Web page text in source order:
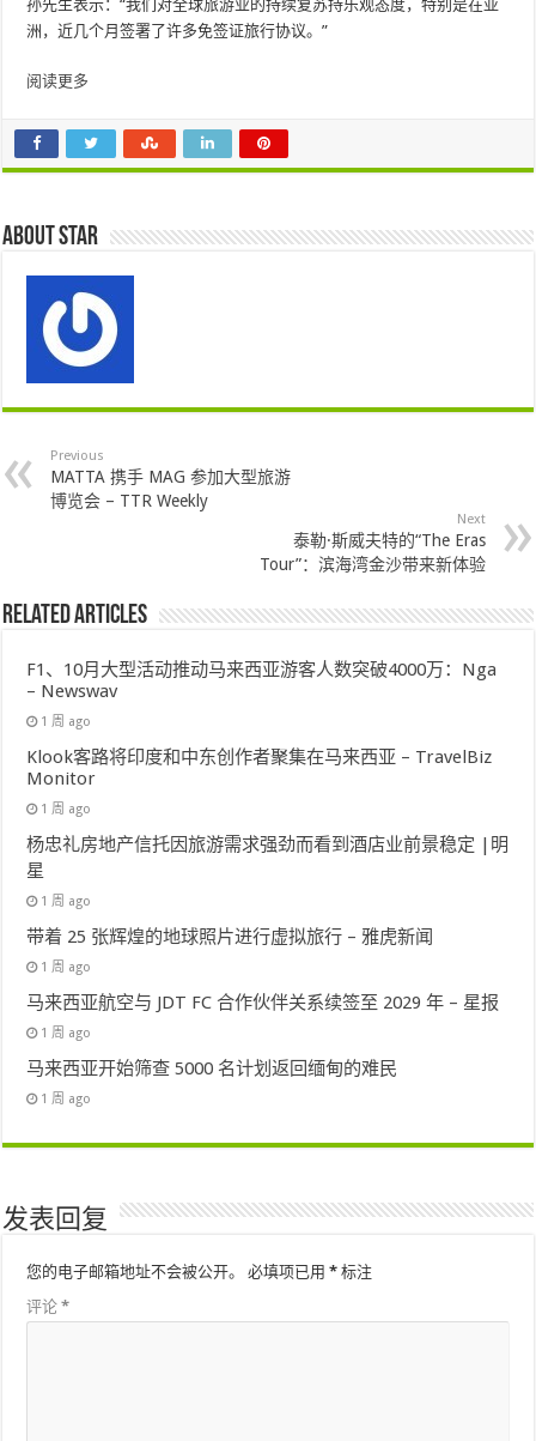
孙先生表示：“我们对全球旅游业的持续复苏持乐观态度，特别是在亚
洲，近几个月签署了许多免签证旅行协议。”
阅读更多
About star
Previous
MATTA 携手 MAG 参加大型旅游
博览会 – TTR Weekly
Next
泰勒·斯威夫特的“The Eras
Tour”：滨海湾金沙带来新体验
Related Articles
F1、10月大型活动推动马来西亚游客人数突破4000万：Nga
– Newswav
1 周 ago
Klook客路将印度和中东创作者聚集在马来西亚 – TravelBiz
Monitor
1 周 ago
杨忠礼房地产信托因旅游需求强劲而看到酒店业前景稳定 |明
星
1 周 ago
带着 25 张辉煌的地球照片进行虚拟旅行 – 雅虎新闻
1 周 ago
马来西亚航空与 JDT FC 合作伙伴关系续签至 2029 年 – 星报
1 周 ago
马来西亚开始筛查 5000 名计划返回缅甸的难民
1 周 ago
发表回复
您的电子邮箱地址不会被公开。 必填项已用* 标注
评论*